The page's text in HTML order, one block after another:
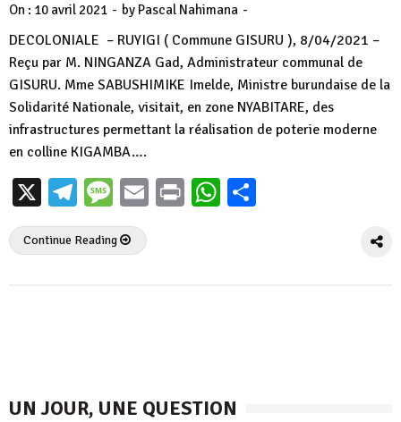
On : 10 avril 2021 - by Pascal Nahimana -
DECOLONIALE – RUYIGI ( Commune GISURU ), 8/04/2021 –
Reçu par M. NINGANZA Gad, Administrateur communal de
GISURU. Mme SABUSHIMIKE Imelde, Ministre burundaise de la
Solidarité Nationale, visitait, en zone NYABITARE, des
infrastructures permettant la réalisation de poterie moderne
en colline KIGAMBA….
X Telegram
Message
EmailPrintWhatsApp
Continue Reading
UN JOUR, UNE QUESTION